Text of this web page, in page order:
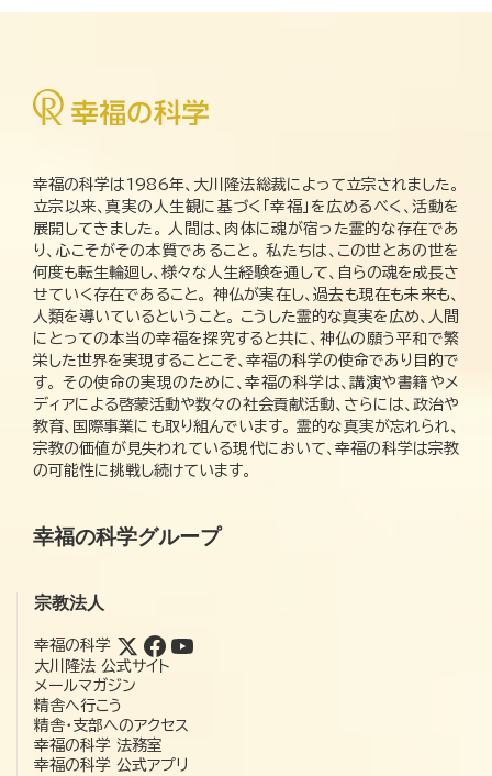
幸福の科学は1986年、大川隆法総裁によって立宗されました。
立宗以来、真実の人生観に基づく「幸福」を広めるべく、活動を
展開してきました。 人間は、肉体に魂が宿った霊的な存在であ
り、心こそがその本質であること。 私たちは、この世とあの世を
何度も転生輪廻し、様々な人生経験を通して、自らの魂を成長さ
せていく存在であること。 神仏が実在し、過去も現在も未来も、
人類を導いているということ。 こうした霊的な真実を広め、人間
にとっての本当の幸福を探究すると共に、神仏の願う平和で繁
栄した世界を実現することこそ、幸福の科学の使命であり目的で
す。 その使命の実現のために、幸福の科学は、講演や書籍やメ
ディアによる啓蒙活動や数々の社会貢献活動、さらには、政治や
教育、国際事業にも取り組んでいます。 霊的な真実が忘れられ、
宗教の価値が見失われている現代において、幸福の科学は宗教
の可能性に挑戦し続けています。
幸福の科学グループ
宗教法人
幸福の科学
大川隆法 公式サイト
メールマガジン
精舎へ行こう
精舎・支部へのアクセス
幸福の科学 法務室
幸福の科学 公式アプリ